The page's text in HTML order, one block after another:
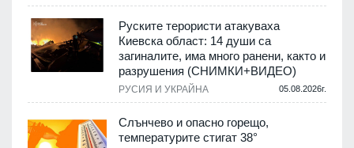
Руските терористи атакуваха
Киевска област: 14 души са
загиналите, има много ранени, както и
разрушения (СНИМКИ+ВИДЕО)
РУСИЯ И УКРАЙНА 05.08.2026г.
Слънчево и опасно горещо,
температурите стигат 38°